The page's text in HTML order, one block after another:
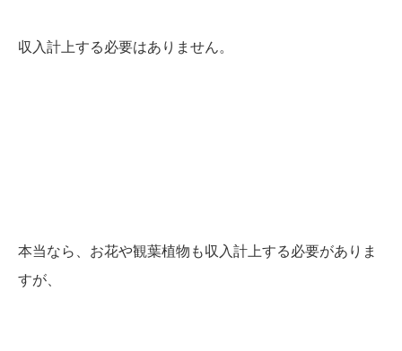
収入計上する必要はありません。
本当なら、お花や観葉植物も収入計上する必要がありま
すが、